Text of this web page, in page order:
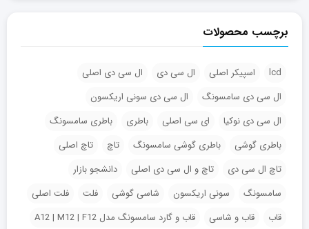
برچسب محصولات
lcd اسپیکر اصلی ال سی دی
ال سی دی اصلی
ال سی دی سامسونگ
ال سی دی سونی اریکسون
ال سی دی نوکیا
ای سی اصلی باطری
باطری سامسونگ
باطری گوشی
باطری گوشی سامسونگ تاچ
تاچ اصلی
تاچ ال سی دی
تاچ و ال سی دی اصلی
دانشجو بازار
سامسونگ
سونی اریکسون شاسی گوشی فلت
فلت اصلی
قاب
قاب و شاسی
قاب و گارد سامسونگ مدل A12 | M12 | F12